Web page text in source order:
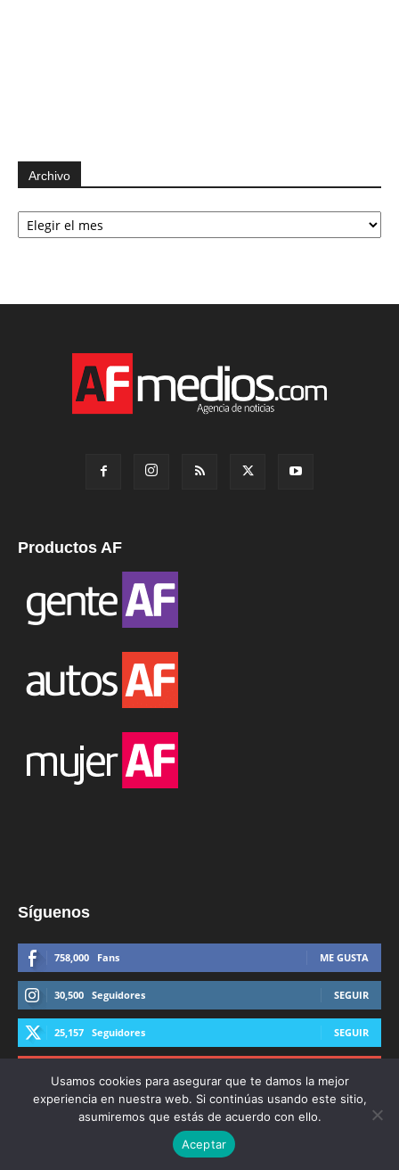
Archivo
Archivo
Productos AF
Síguenos
758,000 Fans ME GUSTA
30,500 Seguidores SEGUIR
25,157 Seguidores SEGUIR
© Derechos Reservados AFmedios 2021
Usamos cookies para asegurar que te damos la mejor
experiencia en nuestra web. Si continúas usando este sitio,
asumiremos que estás de acuerdo con ello.
Aceptar